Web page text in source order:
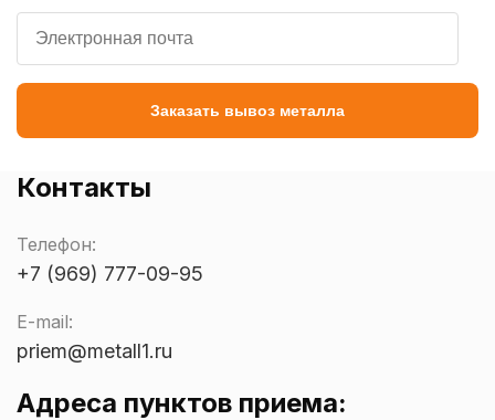
Заказать вывоз металла
Контакты
Телефон:
+7 (969) 777-09-95
E-mail:
priem@metall1.ru
Адреса пунктов приема: